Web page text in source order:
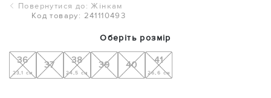
Повернутися до: Жінкам
Код товару: 241110493
Оберіть розмір
36
23,1 см
37 38
24,5 см
39 40 41
26,6 см